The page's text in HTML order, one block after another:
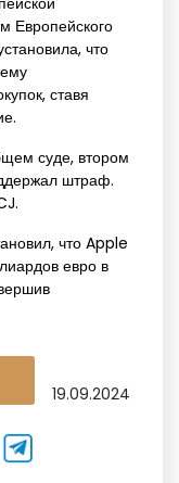
Европейского
что
ставя
суде, втором
штраф.
что Apple
евро в
19.09.2024